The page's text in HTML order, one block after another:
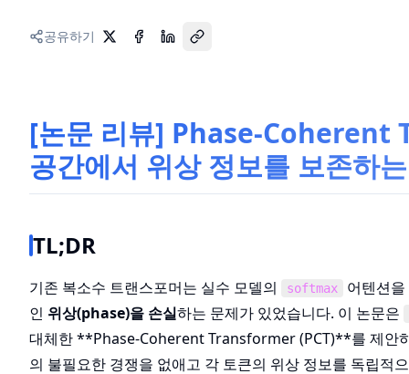
공유하기
[논문 리뷰] Phase-Coherent
공간에서 위상 정보를 보존하
TL;DR
기존 복소수 트랜스포머는 실수 모델의 softmax
어텐션
인 위상(phase)을 손실하는 문제가 있었습니다. 이 논문은
대체한 **Phase-Coherent Transformer (PCT)**를 제안
의 불필요한 경쟁을 없애고 각 토큰의 위상 정보를 독립적